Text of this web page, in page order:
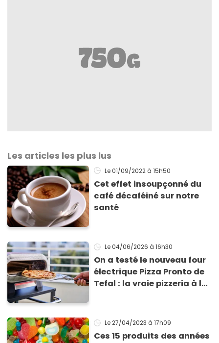
Les articles les plus lus
Le 01/09/2022 à 15h50
Cet effet insoupçonné du
café décaféiné sur notre
santé
Le 04/06/2026 à 16h30
On a testé le nouveau four
électrique Pizza Pronto de
Tefal : la vraie pizzeria à la
Le 27/04/2023 à 17h09
Ces 15 produits des années